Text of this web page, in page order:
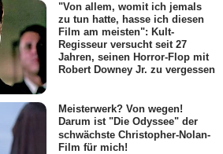
"Von allem, womit ich jemals
zu tun hatte, hasse ich diesen
Film am meisten": Kult-
Regisseur versucht seit 27
Jahren, seinen Horror-Flop mit
Robert Downey Jr. zu vergessen
Meisterwerk? Von wegen!
Darum ist "Die Odyssee" der
schwächste Christopher-Nolan-
Film für mich!